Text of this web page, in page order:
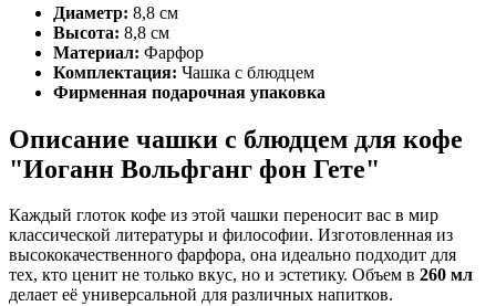
Диаметр: 8,8 см
Высота: 8,8 см
Материал: Фарфор
Комплектация: Чашка с блюдцем
Фирменная подарочная упаковка
Описание чашки с блюдцем для кофе
"Иоганн Вольфганг фон Гете"
Каждый глоток кофе из этой чашки переносит вас в мир
классической литературы и философии. Изготовленная из
высококачественного фарфора, она идеально подходит для
тех, кто ценит не только вкус, но и эстетику. Объем в 260 мл
делает её универсальной для различных напитков.